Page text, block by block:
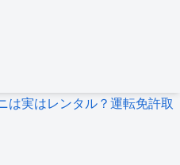
は実はレンタル？運転免許取